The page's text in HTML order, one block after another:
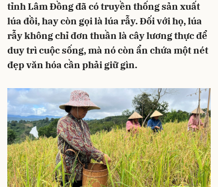
tỉnh Lâm Đồng đã có truyền thống sản xuất
lúa đồi, hay còn gọi là lúa rẫy. Đối với họ, lúa
rẫy không chỉ đơn thuần là cây lương thực để
duy trì cuộc sống, mà nó còn ẩn chứa một nét
đẹp văn hóa cần phải giữ gìn.